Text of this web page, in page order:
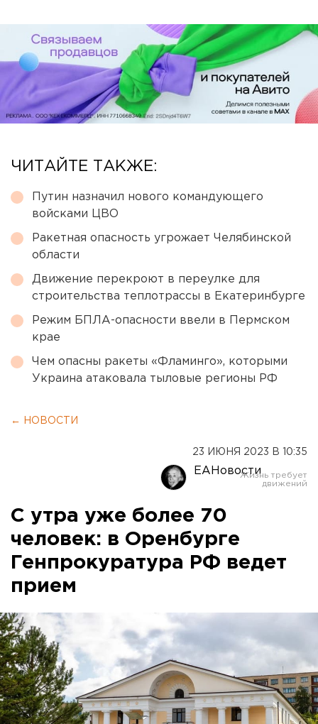
ЧИТАЙТЕ ТАКЖЕ:
Путин назначил нового командующего
войсками ЦВО
Ракетная опасность угрожает Челябинской
области
Движение перекроют в переулке для
строительства теплотрассы в Екатеринбурге
Режим БПЛА-опасности ввели в Пермском
крае
Чем опасны ракеты «Фламинго», которыми
Украина атаковала тыловые регионы РФ
← НОВОСТИ
23 ИЮНЯ 2023 В 10:35
ЕАНовости
С утра уже более 70
человек: в Оренбурге
Генпрокуратура РФ ведет
прием